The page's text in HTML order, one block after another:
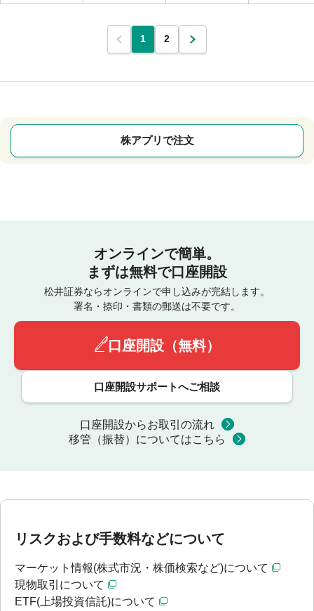
1 2
株アプリで注文
オンラインで簡単。
まずは無料で口座開設
松井証券ならオンラインで申し込みが完結します。
署名・捺印・書類の郵送は不要です。
口座開設（無料）
口座開設サポートへご相談
口座開設からお取引の流れ
移管（振替）についてはこちら
リスクおよび手数料などについて
マーケット情報(株式市況・株価検索など)について
現物取引について
ETF(上場投資信託)について